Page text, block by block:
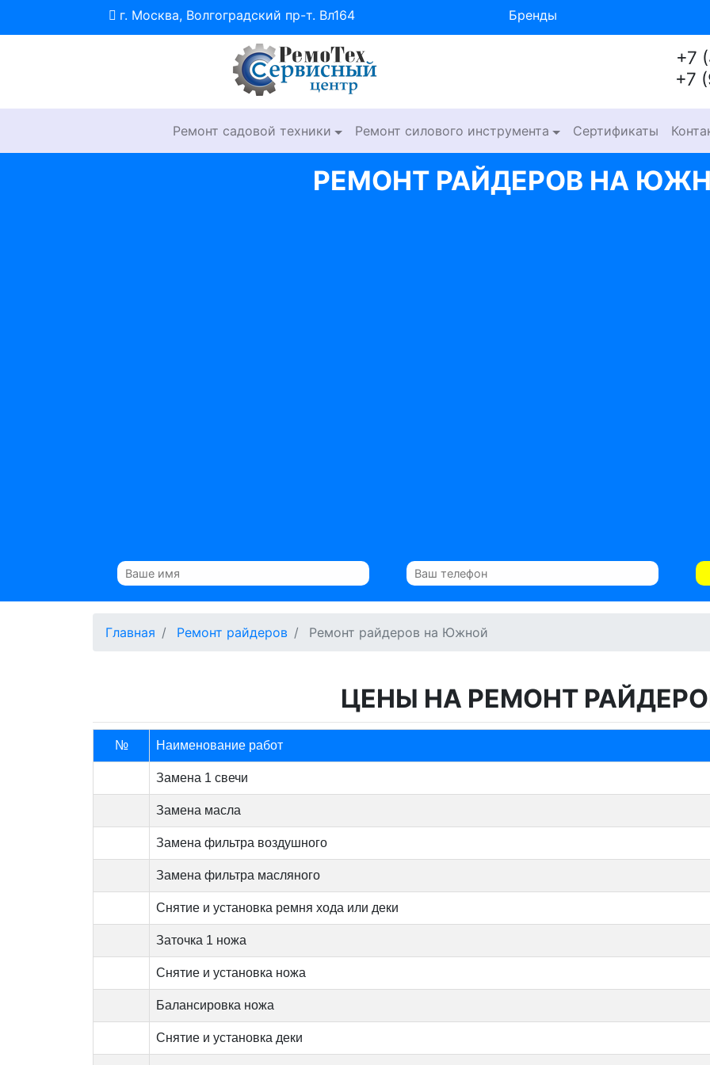
г. Москва, Волгоградский пр-т. Вл164 Бренды
+7
+7
Ремонт садовой техники Ремонт силового инструмента Сертификаты
РЕМОНТ РАЙДЕРОВ НА
Главная Ремонт райдеров Ремонт райдеров на Южной
ЦЕНЫ НА РЕМОНТ
№ Наименование работ
Замена 1 свечи
Замена масла
Замена фильтра воздушного
Замена фильтра масляного
Снятие и установка ремня хода или деки
Заточка 1 ножа
Снятие и установка ножа
Балансировка ножа
Снятие и установка деки